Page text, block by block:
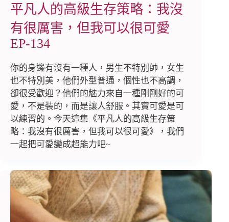
平凡人的高級生存策略：我沒
有很厲害，但我可以很可愛
EP-134
你的身邊有沒有一種人，男生不特別帥，女生
也不特別美，他們外型普通，個性也不高調，
卻很受歡迎？他們的魅力來自一種剛剛好的可
愛，不是裝的，而是讓人舒服。其實可愛是可
以練習的。今天這集《平凡人的高級生存策
略：我沒有很厲害，但我可以很可愛》，我們
一起把可愛變成超能力吧~